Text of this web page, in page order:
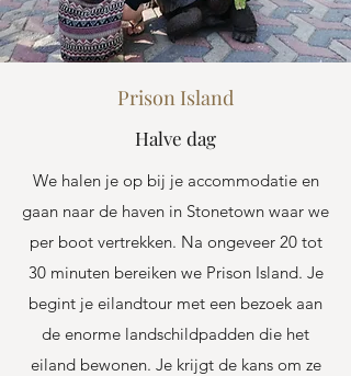
Prison Island
Halve dag
We halen je op bij je accommodatie en
gaan naar de haven in Stonetown waar we
per boot vertrekken. Na ongeveer 20 tot
30 minuten bereiken we Prison Island. Je
begint je eilandtour met een bezoek aan
de enorme landschildpadden die het
eiland bewonen. Je krijgt de kans om ze